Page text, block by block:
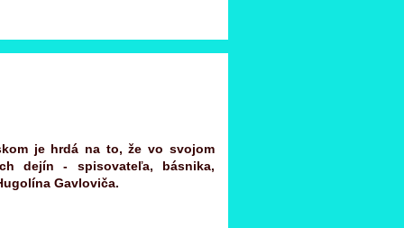
je hrdá na to, že vo svojom
dejín - spisovateľa, básnika,
Gavloviča.